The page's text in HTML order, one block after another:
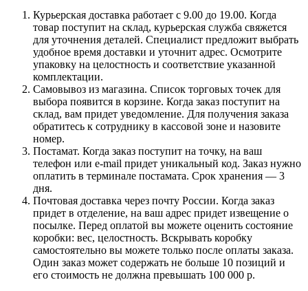
Курьерская доставка работает с 9.00 до 19.00. Когда
товар поступит на склад, курьерская служба свяжется
для уточнения деталей. Специалист предложит выбрать
удобное время доставки и уточнит адрес. Осмотрите
упаковку на целостность и соответствие указанной
комплектации.
Самовывоз из магазина. Список торговых точек для
выбора появится в корзине. Когда заказ поступит на
склад, вам придет уведомление. Для получения заказа
обратитесь к сотруднику в кассовой зоне и назовите
номер.
Постамат. Когда заказ поступит на точку, на ваш
телефон или e-mail придет уникальный код. Заказ нужно
оплатить в терминале постамата. Срок хранения — 3
дня.
Почтовая доставка через почту России. Когда заказ
придет в отделение, на ваш адрес придет извещение о
посылке. Перед оплатой вы можете оценить состояние
коробки: вес, целостность. Вскрывать коробку
самостоятельно вы можете только после оплаты заказа.
Один заказ может содержать не больше 10 позиций и
его стоимость не должна превышать 100 000 р.